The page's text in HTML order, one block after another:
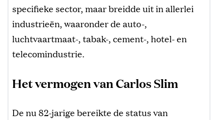
specifieke sector, maar breidde uit in allerlei
industrieën, waaronder de auto-,
luchtvaartmaat-, tabak-, cement-, hotel- en
telecomindustrie.
Het vermogen van Carlos Slim
De nu 82-jarige bereikte de status van